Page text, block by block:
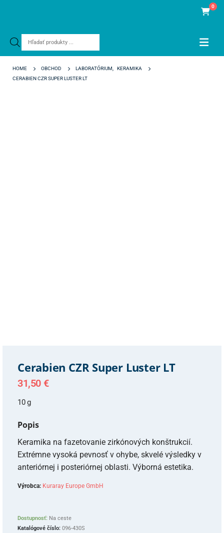
Products
0
HOME OBCHOD LABORATÓRIUM
KERAMIKA
CERABIEN CZR SUPER LUSTER LT
Cerabien CZR Super Luster LT
31,50 €
10 g
Popis
Keramika na fazetovanie zirkónových konštrukcií.
Extrémne vysoká pevnosť v ohybe, skvelé výsledky v
anteriórnej i posteriórnej oblasti. Výborná estetika.
Výrobca: Kuraray Europe GmbH
Dostupnosť: Na ceste
Katalógové číslo: 096-430S